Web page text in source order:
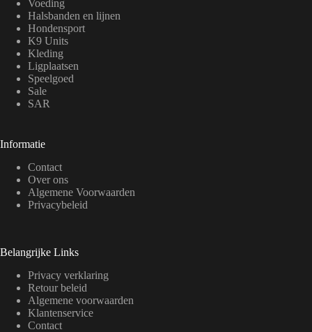
Voeding
Halsbanden en lijnen
Hondensport
K9 Units
Kleding
Ligplaatsen
Speelgoed
Sale
SAR
Informatie
Contact
Over ons
Algemene Voorwaarden
Privacybeleid
Belangrijke Links
Privacy verklaring
Retour beleid
Algemene voorwaarden
Klantenservice
Contact